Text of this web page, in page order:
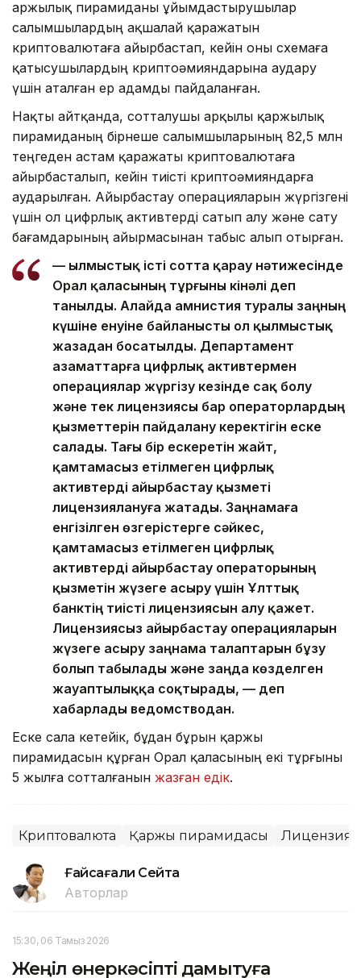
Қаржылық пирамиданы ұйымдастырушылар
салымшылардың ақшалай қаражатын
криптовалютаға айырбастап, кейін оны схемаға
қатысушылардың криптоәмияндарына аудару
үшін аталған ер адамды пайдаланған.
Нақты айтқанда, сотталушы арқылы қаржылық
пирамиданың бірнеше салымшыларының 82,5 млн
теңгеден астам қаражаты криптовалютаға
айырбасталып, кейін тиісті криптоәмияндарға
аударылған. Айырбастау операцияларын жүргізгені
үшін ол цифрлық активтерді сатып алу және сату
бағамдарының айырмасынан табыс алып отырған.
— Қылмыстық істі сотта қарау нәтижесінде
Орал қаласының тұрғыны кінәлі деп
танылды. Алайда амнистия туралы заңның
күшіне енуіне байланысты ол қылмыстық
жазадан босатылды. Департамент
азаматтарға цифрлық активтермен
операциялар жүргізу кезінде сақ болу
және тек лицензиясы бар операторлардың
қызметтерін пайдалану керектігін еске
салады. Тағы бір ескеретін жайт,
қамтамасыз етілмеген цифрлық
активтерді айырбастау қызметі
лицензиялануға жатады. Заңнамаға
енгізілген өзгерістерге сәйкес,
қамтамасыз етілмеген цифрлық
активтерді айырбастау операторының
қызметін жүзеге асыру үшін Ұлттық
банктің тиісті лицензиясын алу қажет.
Лицензиясыз айырбастау операцияларын
жүзеге асыру заңнама талаптарын бұзу
болып табылады және заңда көзделген
жауаптылыққа соқтырады, — деп
хабарлады ведомстводан.
Еске сала кетейік, бұдан бұрын қаржы
пирамидасын құрған Орал қаласының екі тұрғыны
5 жылға сотталғанын жазған едік.
Криптовалюта Қаржы пирамидасы Лицензия
Ғайсағали Сейтақ
Авторлар
15:30, 06 Тамыз 2026
Жеңіл өнеркәсіпті дамытуға